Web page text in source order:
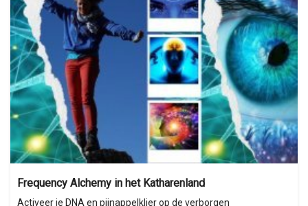
Frequency Alchemy in het Katharenland
Activeer je DNA en pijnappelklier op de verborgen